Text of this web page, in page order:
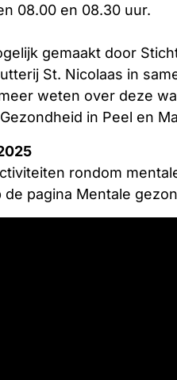
08.00 en 08.30 uur.
gemaakt door
St. Nicolaas in
weten over deze
in Peel en
rondom
pagina Mentale